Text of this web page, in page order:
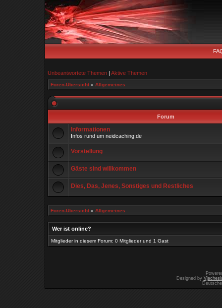
Unbeantwortete Themen | Aktive Themen
Foren-Übersicht » Allgemeines
Forum
Informationen
Infos rund um neidcaching.de
Vorstellung
Gäste sind willkommen
Dies, Das, Jenes, Sonstiges und Restliches
Foren-Übersicht » Allgemeines
Wer ist online?
Mitglieder in diesem Forum: 0 Mitglieder und 1 Gast
Designed by